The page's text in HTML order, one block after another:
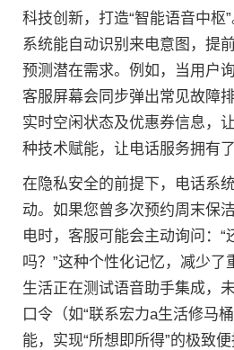
科技创新，打造“智能语音中枢
系统能自动识别来电意图，提
预测潜在需求。例如，当用户询
客服屏幕会同步弹出常见故障
实时空闲状态及优惠券信息，
种技术赋能，让电话服务拥有了
在隐私安全的前提下，电话系
动。如果您曾多次预约周末保
电时，客服可能会主动询问：“
吗？”这种个性化记忆，减少了
生活正在测试语音助手集成，
口令（如“联系宏力a生活修马
能，实现“所想即所得”的极致便